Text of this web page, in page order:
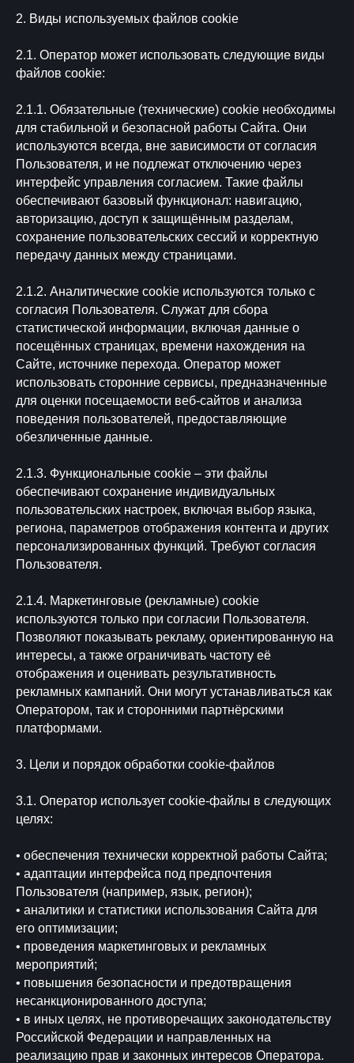
2. Виды используемых файлов cookie
2.1. Оператор может использовать следующие виды
файлов cookie:
2.1.1. Обязательные (технические) cookie необходимы
для стабильной и безопасной работы Сайта. Они
используются всегда, вне зависимости от согласия
Пользователя, и не подлежат отключению через
интерфейс управления согласием. Такие файлы
обеспечивают базовый функционал: навигацию,
авторизацию, доступ к защищённым разделам,
сохранение пользовательских сессий и корректную
передачу данных между страницами.
2.1.2. Аналитические cookie используются только с
согласия Пользователя. Служат для сбора
статистической информации, включая данные о
посещённых страницах, времени нахождения на
Сайте, источнике перехода. Оператор может
использовать сторонние сервисы, предназначенные
для оценки посещаемости веб-сайтов и анализа
поведения пользователей, предоставляющие
обезличенные данные.
2.1.3. Функциональные cookie – эти файлы
обеспечивают сохранение индивидуальных
пользовательских настроек, включая выбор языка,
региона, параметров отображения контента и других
персонализированных функций. Требуют согласия
Пользователя.
2.1.4. Маркетинговые (рекламные) cookie
используются только при согласии Пользователя.
Позволяют показывать рекламу, ориентированную на
интересы, а также ограничивать частоту её
отображения и оценивать результативность
рекламных кампаний. Они могут устанавливаться как
Оператором, так и сторонними партнёрскими
платформами.
3. Цели и порядок обработки cookie-файлов
3.1. Оператор использует cookie-файлы в следующих
целях:
• обеспечения технически корректной работы Сайта;
• адаптации интерфейса под предпочтения
Пользователя (например, язык, регион);
• аналитики и статистики использования Сайта для
его оптимизации;
• проведения маркетинговых и рекламных
мероприятий;
• повышения безопасности и предотвращения
несанкционированного доступа;
• в иных целях, не противоречащих законодательству
Российской Федерации и направленных на
реализацию прав и законных интересов Оператора.